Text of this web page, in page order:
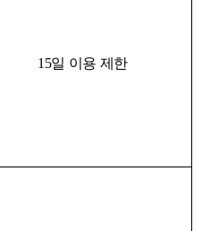
15일 이용 제한